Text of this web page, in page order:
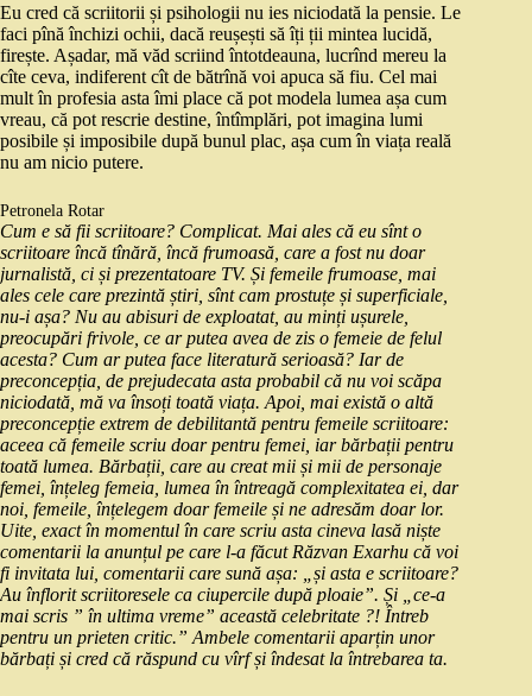
Eu cred că scriitorii și psihologii nu ies niciodată la pensie. Le
faci pînă închizi ochii, dacă reușești să îți ții mintea lucidă,
firește. Așadar, mă văd scriind întotdeauna, lucrînd mereu la
cîte ceva, indiferent cît de bătrînă voi apuca să fiu. Cel mai
mult în profesia asta îmi place că pot modela lumea așa cum
vreau, că pot rescrie destine, întîmplări, pot imagina lumi
posibile și imposibile după bunul plac, așa cum în viața reală
nu am nicio putere.
Petronela Rotar
Cum e să fii scriitoare? Complicat. Mai ales că eu sînt o
scriitoare încă tînără, încă frumoasă, care a fost nu doar
jurnalistă, ci și prezentatoare TV. Și femeile frumoase, mai
ales cele care prezintă știri, sînt cam prostuțe și superficiale,
nu-i așa? Nu au abisuri de exploatat, au minți ușurele,
preocupări frivole, ce ar putea avea de zis o femeie de felul
acesta? Cum ar putea face literatură serioasă? Iar de
preconcepția, de prejudecata asta probabil că nu voi scăpa
niciodată, mă va însoți toată viața. Apoi, mai există o altă
preconcepție extrem de debilitantă pentru femeile scriitoare:
aceea că femeile scriu doar pentru femei, iar bărbații pentru
toată lumea. Bărbații, care au creat mii și mii de personaje
femei, înțeleg femeia, lumea în întreagă complexitatea ei, dar
noi, femeile, înțelegem doar femeile și ne adresăm doar lor.
Uite, exact în momentul în care scriu asta cineva lasă niște
comentarii la anunțul pe care l-a făcut Răzvan Exarhu că voi
fi invitata lui, comentarii care sună așa: „și asta e scriitoare?
Au înflorit scriitoresele ca ciupercile după ploaie”. Și „ce-a
mai scris ” în ultima vreme” această celebritate ?! Întreb
pentru un prieten critic.” Ambele comentarii aparțin unor
bărbați și cred că răspund cu vîrf și îndesat la întrebarea ta.